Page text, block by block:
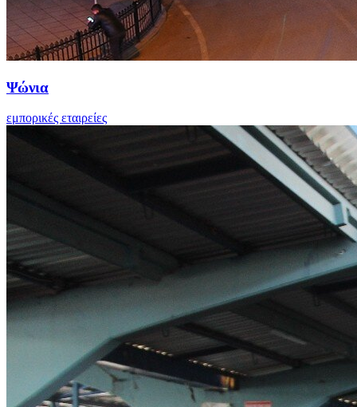
Ψώνια
εμπορικές εταιρείες